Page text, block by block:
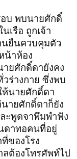
พบนายศักดิ์
เรือ ถูกเจ้า
นยืนควบคุมตัว
น้าห้อง
ยศักดิ์ดายังคง
ร่างกาย ซึ่งพบ
ห้นายศักดิ์ดา
ายศักดิ์ดาก็ยัง
ะพูดจาพึมพำฟัง
ดาทอคนที่อยู่
ของโรง
ต้องโทรศัพท์ไป